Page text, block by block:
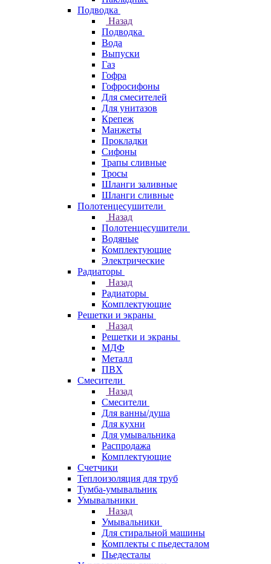
Подводка
Назад
Подводка
Вода
Выпуски
Газ
Гофра
Гофросифоны
Для смесителей
Для унитазов
Крепеж
Манжеты
Прокладки
Сифоны
Трапы сливные
Тросы
Шланги заливные
Шланги сливные
Полотенцесушители
Назад
Полотенцесушители
Водяные
Комплектующие
Электрические
Радиаторы
Назад
Радиаторы
Комплектующие
Решетки и экраны
Назад
Решетки и экраны
МДФ
Металл
ПВХ
Смесители
Назад
Смесители
Для ванны/душа
Для кухни
Для умывальника
Распродажа
Комплектующие
Счетчики
Теплоизоляция для труб
Тумба-умывальник
Умывальники
Назад
Умывальники
Для стиральной машины
Комплекты с пьедесталом
Пьедесталы